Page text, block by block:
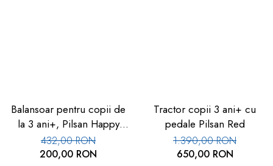
Balansoar pentru copii de
la 3 ani+, Pilsan Happy
Horse
432,00 RON
200,00 RON
Tractor copii 3 ani+ cu
pedale Pilsan Red
1.390,00 RON
650,00 RON